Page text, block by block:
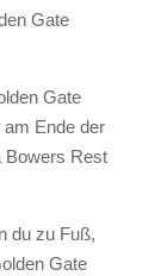
Gate
Gate
Ende der
Bowers Rest
du zu Fuß,
Gate